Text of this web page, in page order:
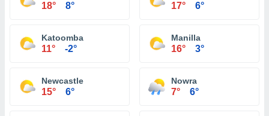
18° 8° 17° 6°
Katoomba
11° -2°
Manilla
16° 3°
Newcastle
15° 6°
Nowra
7° 6°